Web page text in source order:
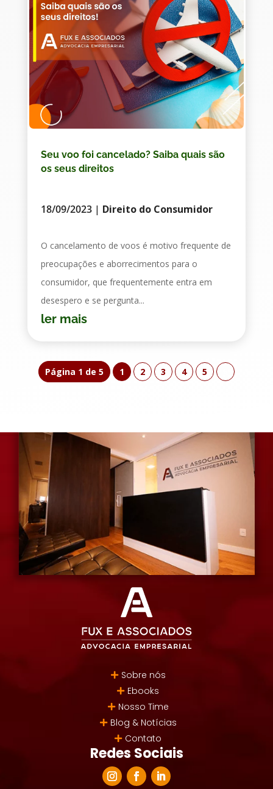
Seu voo foi cancelado? Saiba quais são
os seus direitos
18/09/2023| Direito do Consumidor
O cancelamento de voos é motivo frequente de
preocupações e aborrecimentos para o
consumidor, que frequentemente entra em
desespero e se pergunta...
ler mais
Página 1 de 5 1 2 3 4 5
Sobre nós
Ebooks
Nosso Time
Blog & Notícias
Contato
Redes Sociais